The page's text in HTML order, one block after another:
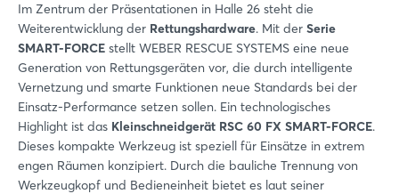
Im Zentrum der Präsentationen in Halle 26 steht die
Weiterentwicklung der Rettungshardware. Mit der Serie
SMART-FORCE stellt WEBER RESCUE SYSTEMS eine neue
Generation von Rettungsgeräten vor, die durch intelligente
Vernetzung und smarte Funktionen neue Standards bei der
Einsatz-Performance setzen sollen. Ein technologisches
Highlight ist das Kleinschneidgerät RSC 60 FX SMART-FORCE.
Dieses kompakte Werkzeug ist speziell für Einsätze in extrem
engen Räumen konzipiert. Durch die bauliche Trennung von
Werkzeugkopf und Bedieneinheit bietet es laut seiner